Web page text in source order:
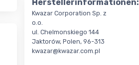
Herstellerinformationen:
Kwazar Corporation Sp. z
o.o.
ul. Chelmonskiego 144
Jaktorów, Polen, 96-313
kwazar@kwazar.com.pl